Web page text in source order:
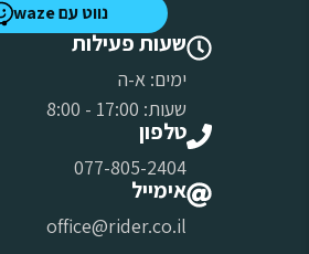
נווט עם waze
שעות פעילות
ימים: א-ה
שעות: 17:00 - 8:00
טלפון
077-805-2404
אימייל
office@rider.co.il